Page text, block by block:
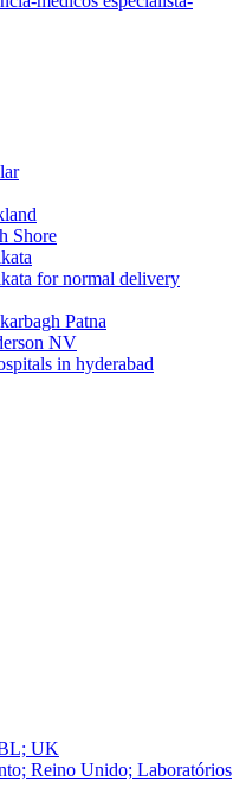
Shore
for normal delivery
Patna
NV
in hyderabad
UK
Reino Unido; Laboratórios